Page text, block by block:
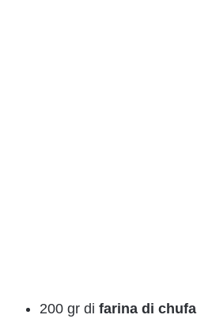
200 gr di farina di chufa